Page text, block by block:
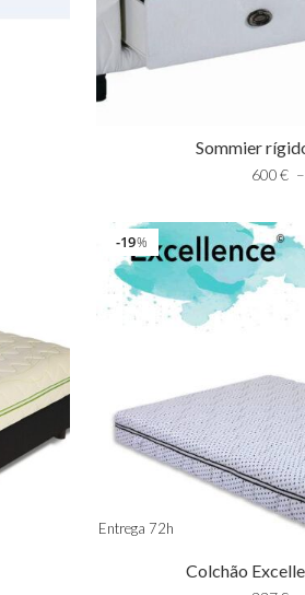
Sommier
600€ –
Entrega 72h
%
19
Colchão